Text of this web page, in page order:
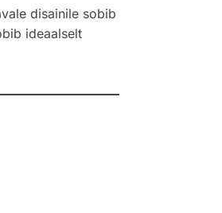
disainile sobib
ideaalselt